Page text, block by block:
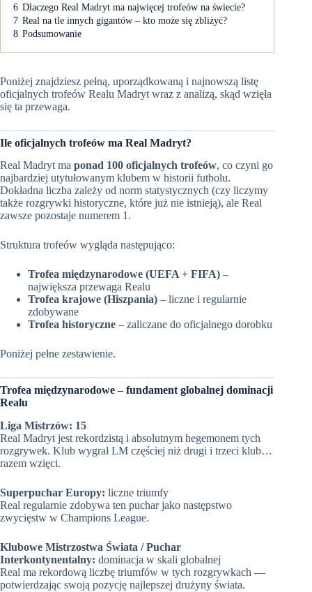
6 Dlaczego Real Madryt ma najwięcej trofeów na świecie?
7 Real na tle innych gigantów – kto może się zbliżyć?
8 Podsumowanie
Poniżej znajdziesz pełną, uporządkowaną i najnowszą listę
oficjalnych trofeów Realu Madryt wraz z analizą, skąd wzięła
się ta przewaga.
Ile oficjalnych trofeów ma Real Madryt?
Real Madryt ma ponad 100 oficjalnych trofeów, co czyni go
najbardziej utytułowanym klubem w historii futbolu.
Dokładna liczba zależy od norm statystycznych (czy liczymy
także rozgrywki historyczne, które już nie istnieją), ale Real
zawsze pozostaje numerem 1.
Struktura trofeów wygląda następująco:
Trofea międzynarodowe (UEFA + FIFA) –
największa przewaga Realu
Trofea krajowe (Hiszpania) – liczne i regularnie
zdobywane
Trofea historyczne – zaliczane do oficjalnego dorobku
Poniżej pełne zestawienie.
Trofea międzynarodowe – fundament globalnej dominacji
Realu
Liga Mistrzów: 15
Real Madryt jest rekordzistą i absolutnym hegemonem tych
rozgrywek. Klub wygrał LM częściej niż drugi i trzeci klub…
razem wzięci.
Superpuchar Europy: liczne triumfy
Real regularnie zdobywa ten puchar jako następstwo
zwycięstw w Champions League.
Klubowe Mistrzostwa Świata / Puchar
Interkontynentalny: dominacja w skali globalnej
Real ma rekordową liczbę triumfów w tych rozgrywkach —
potwierdzając swoją pozycję najlepszej drużyny świata.